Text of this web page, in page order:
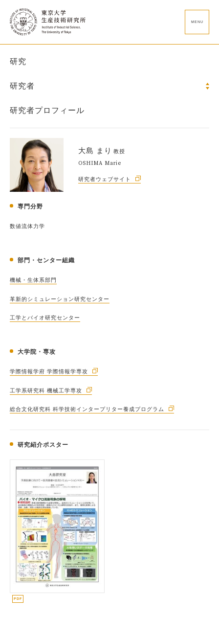
MENU
研究
研究者
研究者プロフィール
大島 まり 教授
OSHIMA Marie
研究者ウェブサイト
専門分野
数値流体力学
部門・センター組織
機械・生体系部門
革新的シミュレーション研究センター
工学とバイオ研究センター
大学院・専攻
学際情報学府 学際情報学専攻
工学系研究科 機械工学専攻
総合文化研究科 科学技術インタープリター養成プログラム
研究紹介ポスター